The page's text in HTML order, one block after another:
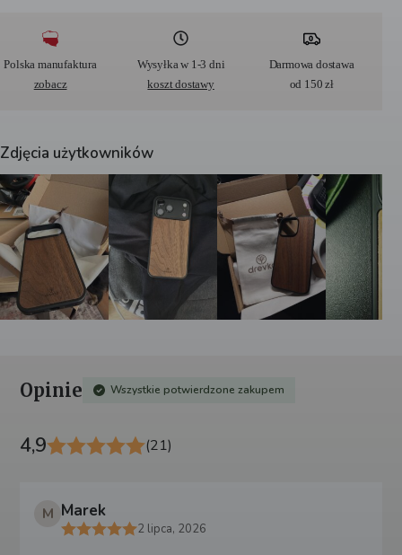
r
e
:
Polska manufaktura
zobacz
Wysyłka w 1-3 dni
koszt dostawy
Darmowa dostawa
od 150 zł
Zdjęcia użytkowników
Opinie Wszystkie potwierdzone zakupem
4,9 (21)
M Marek
2 lipca, 2026